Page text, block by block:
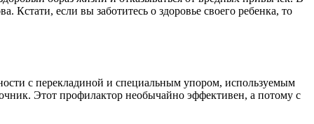
если вы заботитесь о здоровье своего ребенка, то
с перекладиной и специальным упором, используемым
Этот профилактор необычайно эффективен, а потому с